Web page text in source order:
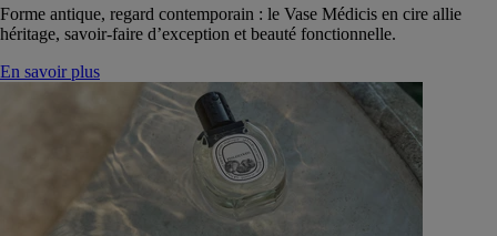
Forme antique, regard contemporain : le Vase Médicis en cire allie
héritage, savoir-faire d’exception et beauté fonctionnelle.
En savoir plus